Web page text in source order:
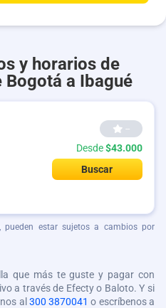
y horarios de
Bogotá a Ibagué
--
Desde$43.000
Buscar
pueden estar sujetos a cambios por
que más te guste y pagar con
a través de Efecty o Baloto. Y si
al 300 3870041 o escríbenos a